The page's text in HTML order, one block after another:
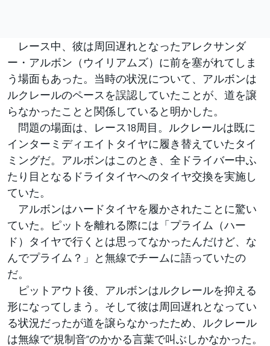
レース中、彼は周回遅れとなったアレクサンダ
ー・アルボン（ウイリアムズ）に前を塞がれてしま
う場面もあった。当時の状況について、アルボンは
ルクレールのペースを誤認していたことが、道を譲
らなかったことと関係していると明かした。
問題の場面は、レース18周目。ルクレールは既に
インターミディエイトタイヤに履き替えていたタイ
ミングだ。アルボンはこのとき、全ドライバー中ふ
たり目となるドライタイヤへのタイヤ交換を実施し
ていた。
アルボンはハードタイヤを履かされたことに驚い
ていた。ピットを離れる際には「プライム（ハー
ド）タイヤで行くとは思ってなかったんだけど、な
んでプライム？」と無線でチームに語っていたの
だ。
ピットアウト後、アルボンはルクレールを抑える
形になってしまう。そして彼は周回遅れとなってい
る状況だったが道を譲らなかったため、ルクレール
は無線で”規制音”のかかる言葉で叫ぶしかなかった。